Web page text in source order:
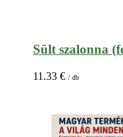
Sült szalonna
11.33 € / db